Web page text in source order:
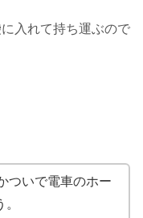
入れて持ち運ぶので
ついで電車のホー